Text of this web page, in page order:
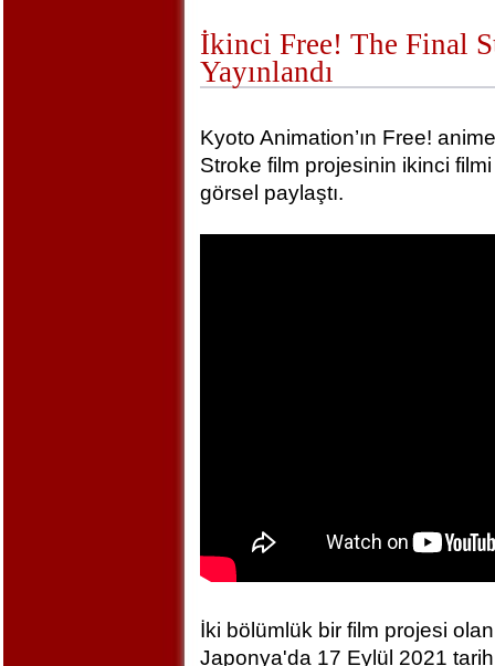
İkinci Free! The Final
Yayınlandı
Kyoto Animation’ın Free!
Stroke film projesinin ikinci
görsel paylaştı.
İki bölümlük bir film projesi
Japonya'da 17 Eylül 2021